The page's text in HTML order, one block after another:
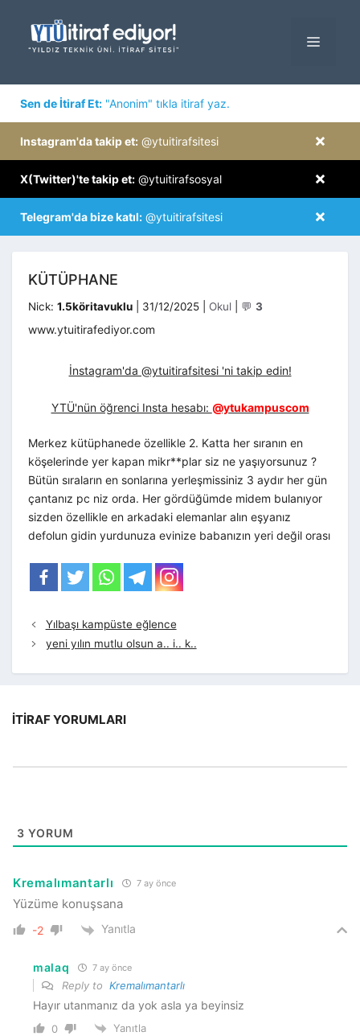
MENÜ
Sen de İtiraf Et: "Anonim" tıkla itiraf yaz.
×
Instagram'da takip et: @ytuitirafsitesi
×
X(Twitter)'te takip et: @ytuitirafsosyal
×
Telegram'da bize katıl: @ytuitirafsitesi
KÜTÜPHANE
Nick: 1.5köritavuklu 31/12/2025 Kategoriler
Okul 💬 3
www.ytuitirafediyor.com
İnstagram'da @ytuitirafsitesi 'ni takip edin!
YTÜ'nün öğrenci Insta hesabı: @ytukampuscom
Merkez kütüphanede özellikle 2. Katta her sıranın en
köşelerinde yer kapan mikr**plar siz ne yaşıyorsunuz ?
Bütün sıraların en sonlarına yerleşmissiniz 3 aydır her gün
çantanız pc niz orda. Her gördüğümde midem bulanıyor
sizden özellikle en arkadaki elemanlar alın eşyanız
defolun gidin yurdunuza evinize babanızın yeri değil orası
Yılbaşı kampüste eğlence
yeni yılın mutlu olsun a.. i.. k..
İTIRAF YORUMLARI
3 YORUM
Kremalımantarlı 7 ay önce
Yüzüme konuşsana
-2 Yanıtla
malaq 7 ay önce
Reply to Kremalımantarlı
Hayır utanmanız da yok asla ya beyinsiz
0 Yanıtla